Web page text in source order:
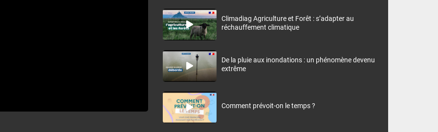
Climadiag Agriculture et Forêt : s’adapter au
réchauffement climatique
De la pluie aux inondations : un phénomène devenu
extrême
Comment prévoit-on le temps ?